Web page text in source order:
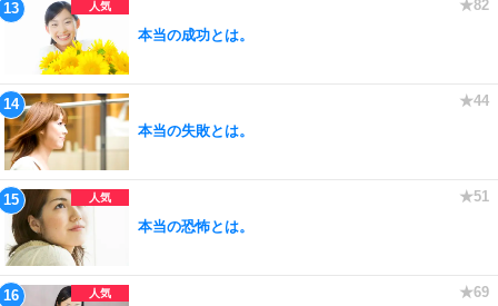
本当の成功とは。
本当の失敗とは。
本当の恐怖とは。